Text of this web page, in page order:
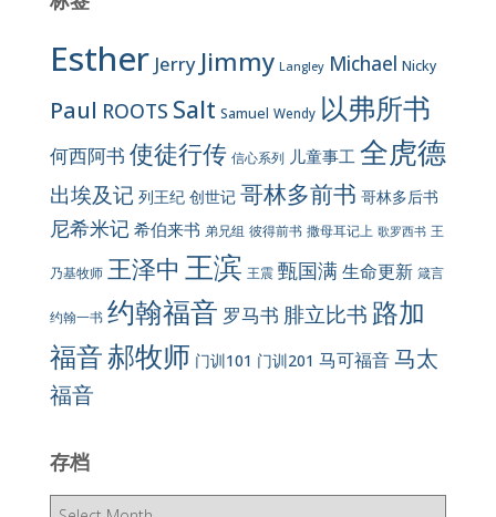
Esther Jerry Jimmy Langley Michael Nicky
Paul ROOTS Salt Samuel Wendy 以弗所书
何西阿书 使徒行传 信心系列 儿童事工 全虎德
出埃及记 列王纪 创世记 哥林多前书 哥林多后书
尼希米记 希伯来书 弟兄组 彼得前书 撒母耳记上 歌罗西书 王
乃基牧师 王泽中 王滨 王震 甄国满生命更新 箴言
约翰一书 约翰福音 罗马书 腓立比书 路加
福音郝牧师 门训101 门训201 马可福音马太
福音
存档
存